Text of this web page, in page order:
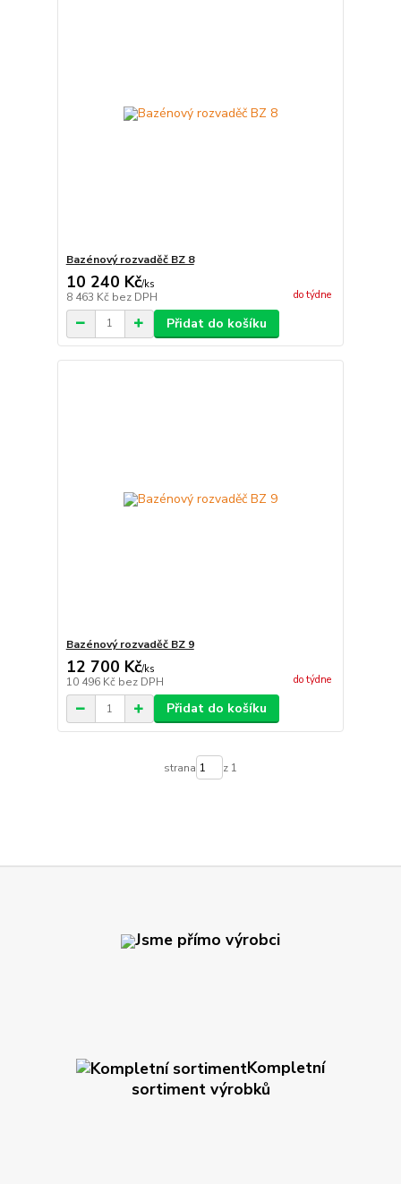
Bazénový rozvaděč BZ 8
10 240 Kč/ks
8 463 Kč bez DPH do týdne
Přidat do košíku
Bazénový rozvaděč BZ 9
12 700 Kč/ks
10 496 Kč bez DPH do týdne
Přidat do košíku
strana z 1
Jsme přímo výrobci
Kompletní
sortiment výrobků